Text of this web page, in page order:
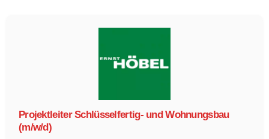
Projektleiter Schlüsselfertig- und Wohnungsbau
(m/w/d)